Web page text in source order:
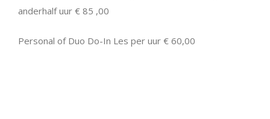
anderhalf uur € 85 ,00
Personal of Duo Do-In Les per uur € 60,00